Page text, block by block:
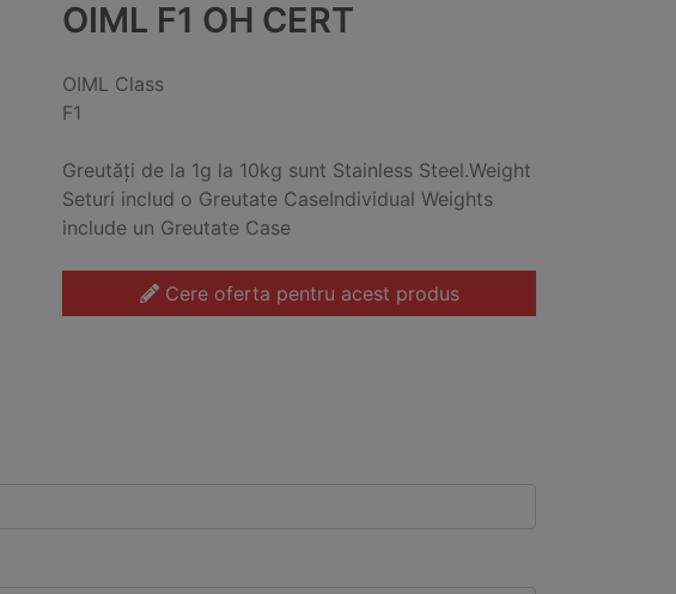
OIML F1 OH CERT
OIML Class
F1
Greutăți de la 1g la 10kg sunt Stainless Steel.Weight
Seturi includ o Greutate CaseIndividual Weights
include un Greutate Case
Cere oferta pentru acest produs